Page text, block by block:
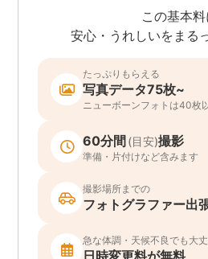
この基本料
安心・うれしいをまる
たっぷりもらえる
写真データ75枚~
ニューボーンフォトは40枚
60分間(目安)撮影
準備・片付けなど含みます
撮影場所までの
フォトグラファー出
急な体調・天候不良でも大
日時変更料が無料